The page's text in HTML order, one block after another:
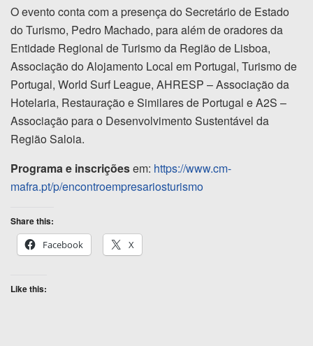
O evento conta com a presença do Secretário de Estado
do Turismo, Pedro Machado, para além de oradores da
Entidade Regional de Turismo da Região de Lisboa,
Associação do Alojamento Local em Portugal, Turismo de
Portugal, World Surf League, AHRESP – Associação da
Hotelaria, Restauração e Similares de Portugal e A2S –
Associação para o Desenvolvimento Sustentável da
Região Saloia.
Programa e inscriçõesem: https://www.cm-
mafra.pt/p/encontroempresariosturismo
Share this:
Facebook
X
Like this: